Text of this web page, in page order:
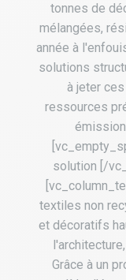
tonnes de
mélangées,
année à
solutions
à jeter
ressources
solution [/
textiles non
et décoratifs
Grâce à un